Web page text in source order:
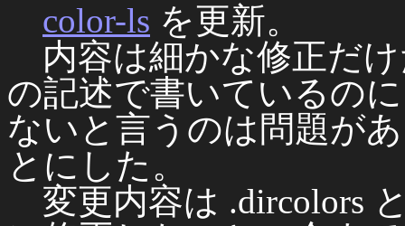
color-ls を更新。
内容は細かな修正だ
の記述で書いているの
ないと言うのは問題が
とにした。
変更内容は .dircolors